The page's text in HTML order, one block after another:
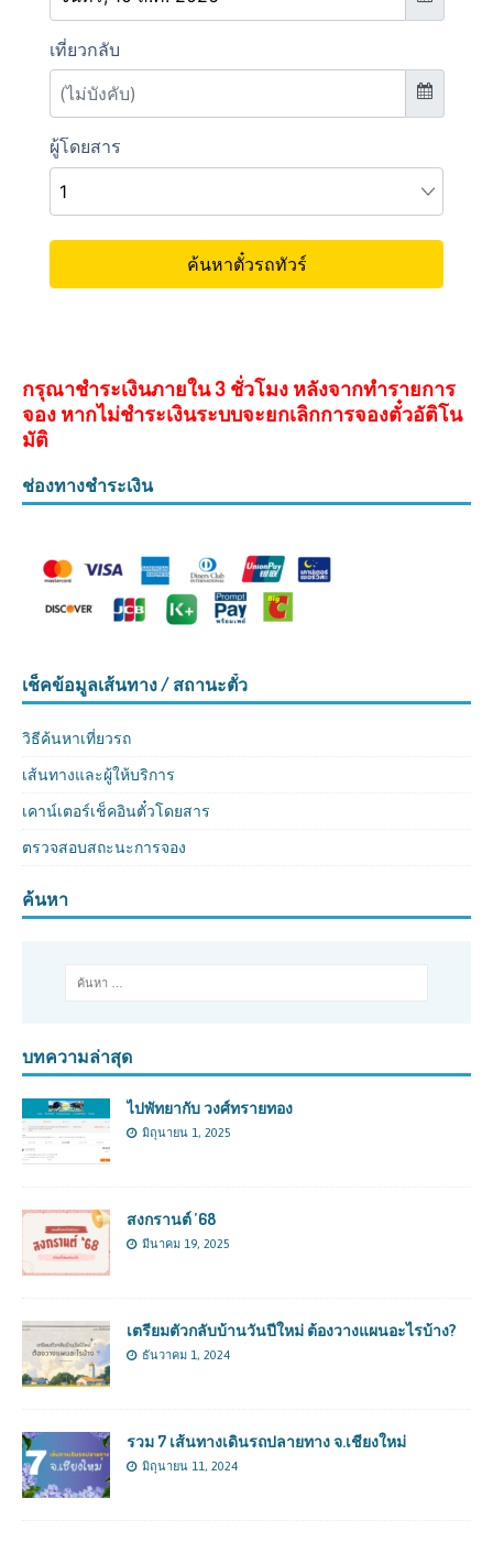
กรุณาชำระเงินภายใน 3 ชั่วโมง หลังจากทำรายการ
จอง หากไม่ชำระเงินระบบจะยกเลิกการจองตั๋วอัติโน
มัติ
ช่องทางชำระเงิน
เช็คข้อมูลเส้นทาง / สถานะตั๋ว
วิธีค้นหาเที่ยวรถ
เส้นทางและผู้ให้บริการ
เคาน์เตอร์เช็คอินตั๋วโดยสาร
ตรวจสอบสถะนะการจอง
ค้นหา
บทความล่าสุด
ไปพัทยากับ วงศ์ทรายทอง
มิถุนายน 1, 2025
สงกรานต์ ’68
มีนาคม 19, 2025
เตรียมตัวกลับบ้านวันปีใหม่ ต้องวางแผนอะไรบ้าง?
ธันวาคม 1, 2024
รวม 7 เส้นทางเดินรถปลายทาง จ.เชียงใหม่
มิถุนายน 11, 2024